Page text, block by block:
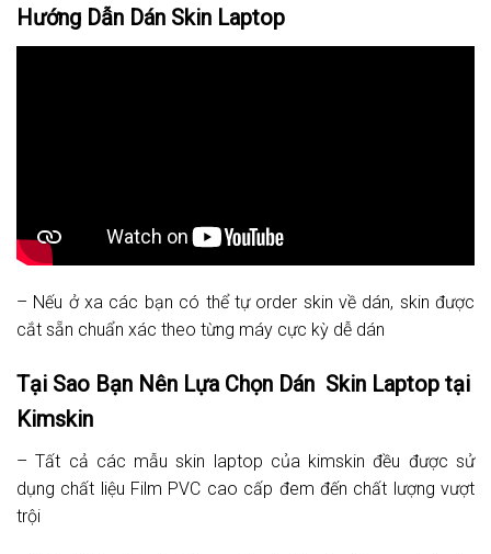
Hướng Dẫn Dán Skin Laptop
– Nếu ở xa các bạn có thể tự order skin về dán, skin được
cắt sẵn chuẩn xác theo từng máy cực kỳ dễ dán
Tại Sao Bạn Nên Lựa Chọn Dán Skin Laptop tại
Kimskin
– Tất cả các mẫu skin laptop của kimskin đều được sử
dụng chất liệu Film PVC cao cấp đem đến chất lượng vượt
trội